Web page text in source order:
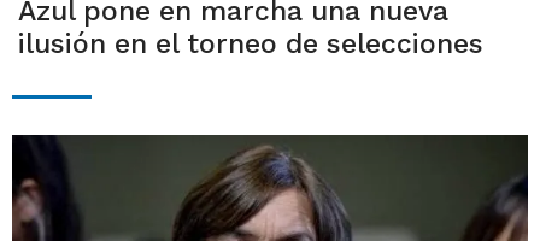
Azul pone en marcha una nueva
ilusión en el torneo de selecciones